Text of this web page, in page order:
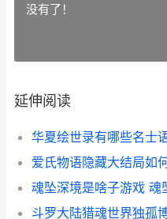
没有了！
延伸阅读
华夏绘世录有哪些名士
爱氏物语隐藏大结局如
魂坠深境是啥子游戏 魂